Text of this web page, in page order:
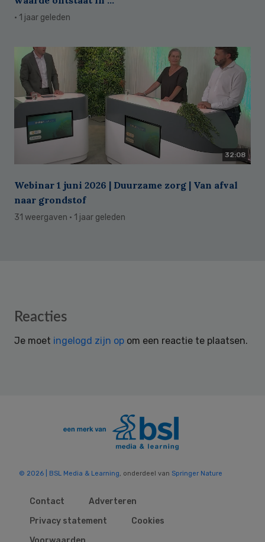
· 1 jaar geleden
32:08
Webinar 1 juni 2026 | Duurzame zorg | Van afval
naar grondstof
31 weergaven · 1 jaar geleden
Reader
Reacties
Je moet ingelogd zijn op om een reactie te plaatsen.
© 2026 | BSL Media & Learning, onderdeel van Springer Nature
Contact
Adverteren
Privacy statement
Cookies